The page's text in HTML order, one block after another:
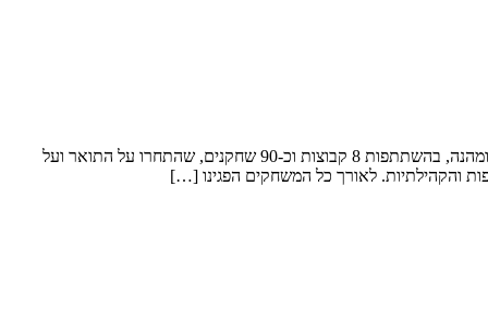
בשבוע שעבר נערך טורניר ליגת ראש העיר 2026, שהפך לחגיגת כדורגל סוחפת ומלאת אנרגיה. במשך יומיים נהנו המשתתפים והקהל מטורניר תחרותי ומהנה, בהשתתפות 8 קבוצות וכ-90 שחקנים, שהתחרו על התואר ועל
והקהילתיות. לאורך כל המשחקים הפגינו […]